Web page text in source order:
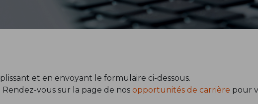
et en envoyant le formulaire ci-dessous.
vous sur la page de nos opportunités de carrière pour